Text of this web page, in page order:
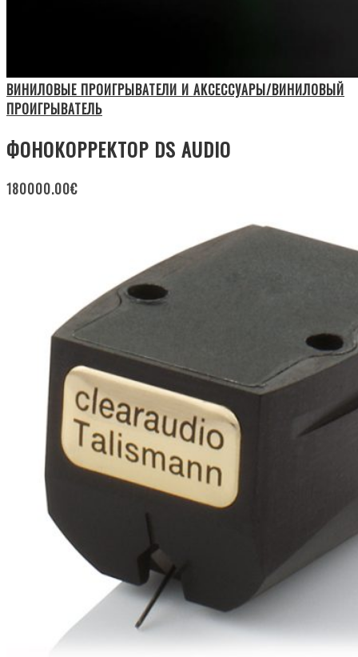
ВИНИЛОВЫЕ ПРОИГРЫВАТЕЛИ И АКСЕССУАРЫ/ВИНИЛОВЫЙ
ПРОИГРЫВАТЕЛЬ
ФОНОКОРРЕКТОР DS AUDIO
180000.00€